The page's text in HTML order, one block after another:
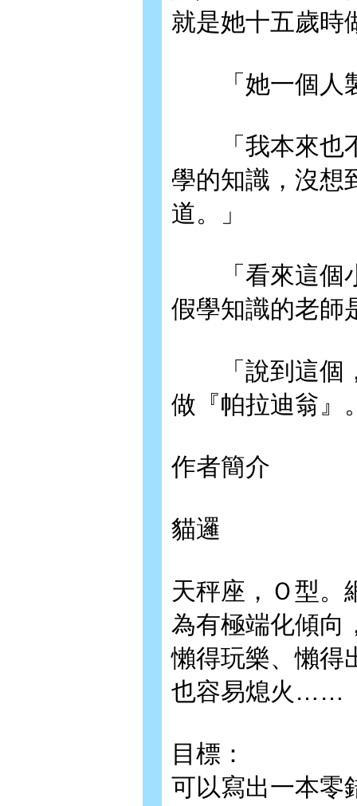
就是她十五歲時
「她一個人製
「我本來也不
學的知識，沒想
道。」
「看來這個小
假學知識的老師
「說到這個，
做『帕拉迪翁』
作者簡介
貓邏
天秤座，Ｏ型。
為有極端化傾向
懶得玩樂、懶得
也容易熄火……
目標：
可以寫出一本零